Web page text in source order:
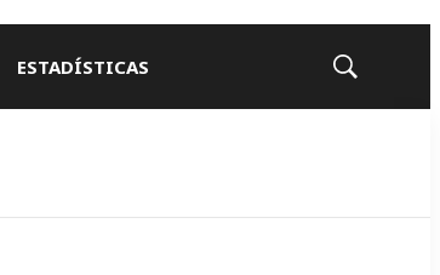
ESTADÍSTICAS
Mostrar